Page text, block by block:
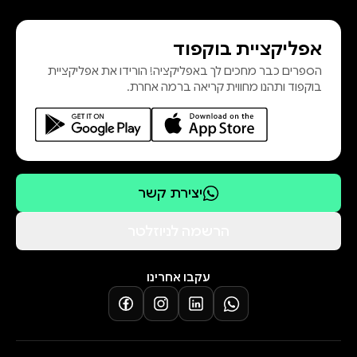
אפליקציית בוקפוד
הספרים כבר מחכים לך באפליקציה! הורידו את אפליקציית
בוקפוד ותהנו מחווית קריאה ברמה אחרת.
יצירת קשר
עקבו אחרינו